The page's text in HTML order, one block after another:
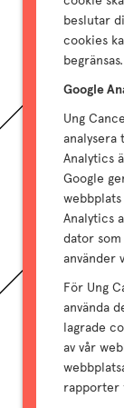
beslutar
cookies
begränsas.
Google
Ung
analysera
Analytics
Google
Analytics
dator
använder
För Ung
använda
lagrade
av vår
rapporter